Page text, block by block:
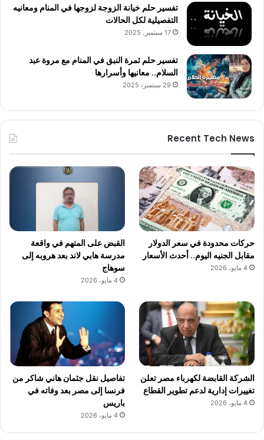
تفسير حلم خيانة الزوجة لزوجها في المنام ومعانيه
التفصيلية لكل الحالات
17 سبتمبر، 2025
تفسير حلم ثمرة النبق في المنام مع مروة عبد
السلام.. معانيها وأسرارها
29 سبتمبر، 2025
Recent Tech News
حركات محدودة في سعر الدولار
مقابل الجنيه اليوم.. أحدث الأسعار
4 مايو، 2026
القبض على المتهم في واقعة
مدرسة هابي لاند بعد هروبه إلى
سوهاج
4 مايو، 2026
الشركة القابضة لكهرباء مصر تعلن
تغييرات إدارية لدعم تطوير القطاع
4 مايو، 2026
تفاصيل نقل جثمان هاني شاكر من
فرنسا إلى مصر بعد وفاته في
باريس
4 مايو، 2026